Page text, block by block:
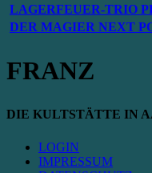
LAGERFEUER-TRIO
DER MAGIER NEXT
FRANZ
DIE KULTSTÄTTE IN
LOGIN
IMPRESSUM